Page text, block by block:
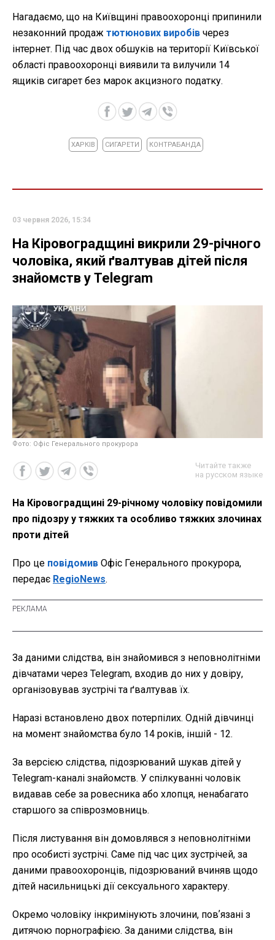
Нагадаємо, що на Київщині правоохоронці припинили
незаконний продаж тютюнових виробів через
інтернет. Під час двох обшуків на території Київської
області правоохоронці виявили та вилучили 14
ящиків сигарет без марок акцизного податку.
ХАРКІВ СИГАРЕТИ КОНТРАБАНДА
03 червня 2026, 15:34
На Кіровоградщині викрили 29-річного
чоловіка, який ґвалтував дітей після
знайомств у Telegram
Фото: Офіс Генерального прокурора
Читайте также
на русском языке
На Кіровоградщині 29-річному чоловіку повідомили
про підозру у тяжких та особливо тяжких злочинах
проти дітей
Про це повідомив Офіс Генерального прокурора,
передає RegioNews.
За даними слідства, він знайомився з неповнолітніми
дівчатами через Telegram, входив до них у довіру,
організовував зустрічі та ґвалтував їх.
Наразі встановлено двох потерпілих. Одній дівчинці
на момент знайомства було 14 років, іншій - 12.
За версією слідства, підозрюваний шукав дітей у
Telegram-каналі знайомств. У спілкуванні чоловік
видавав себе за ровесника або хлопця, ненабагато
старшого за співрозмовниць.
Після листування він домовлявся з неповнолітніми
про особисті зустрічі. Саме під час цих зустрічей, за
даними правоохоронців, підозрюваний вчиняв щодо
дітей насильницькі дії сексуального характеру.
Окремо чоловіку інкримінують злочини, повʼязані з
дитячою порнографією. За даними слідства, він